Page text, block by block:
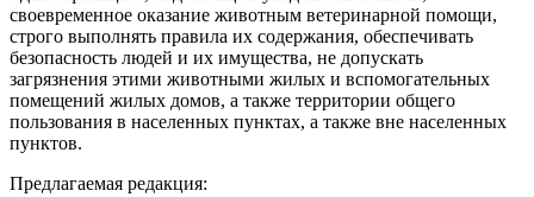
своевременное оказание животным ветеринарной помощи,
строго выполнять правила их содержания, обеспечивать
безопасность людей и их имущества, не допускать
загрязнения этими животными жилых и вспомогательных
помещений жилых домов, а также территории общего
пользования в населенных пунктах, а также вне населенных
пунктов.
Предлагаемая редакция: